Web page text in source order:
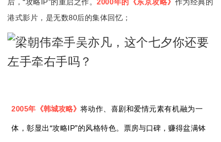
后，“攻略IP”的重启之作。2000年的《东京攻略》 作为经典的
港式影片，是无数80后的集体回忆；
2005年 《韩城攻略》 将动作、喜剧和爱情元素有机融为一
体，彰显出“攻略IP”的风格特色。 票房与口碑，赚得盆满钵